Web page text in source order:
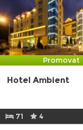
Promovat
Hotel Ambient
71 4